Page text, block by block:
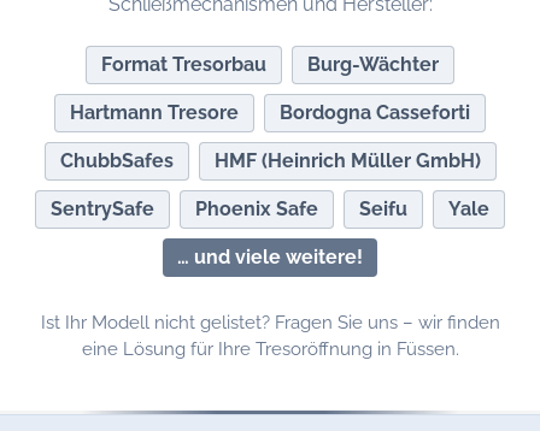
Format Tresorbau Burg-Wächter
Hartmann Tresore Bordogna Casseforti
ChubbSafes HMF (Heinrich Müller GmbH)
SentrySafe Phoenix Safe Seifu Yale
… und viele weitere!
Ist Ihr Modell nicht gelistet? Fragen Sie uns – wir finden
eine Lösung für Ihre Tresoröffnung in Füssen.